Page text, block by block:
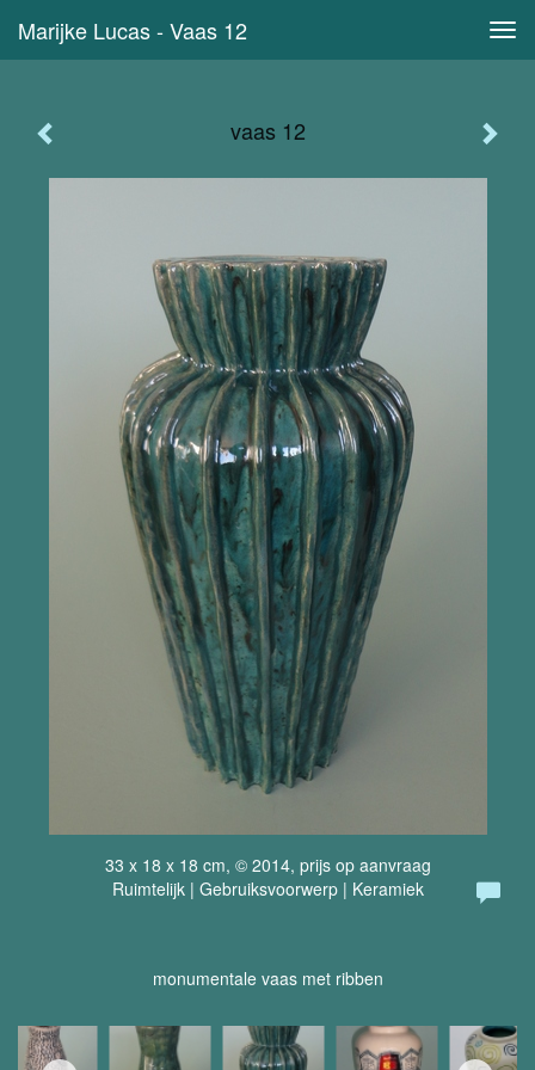
Marijke Lucas - Vaas 12
vaas 12
33 x 18 x 18 cm, © 2014, prijs op aanvraag
Ruimtelijk | Gebruiksvoorwerp | Keramiek
monumentale vaas met ribben